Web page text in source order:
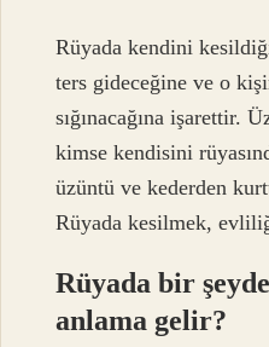
Rüyada kendini
ters gideceğine ve o
sığınacağına işarettir.
kimse kendisini
üzüntü ve kederden
Rüyada kesilmek,
Rüyada bir
anlama gelir?